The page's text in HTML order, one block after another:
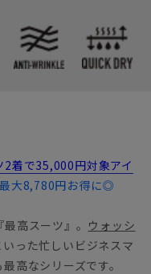
2着で35,000円対象アイ
最大8,780円お得に◎
高スーツ』。 ウォッシ
いった忙しいビジネスマ
高なシリーズです。